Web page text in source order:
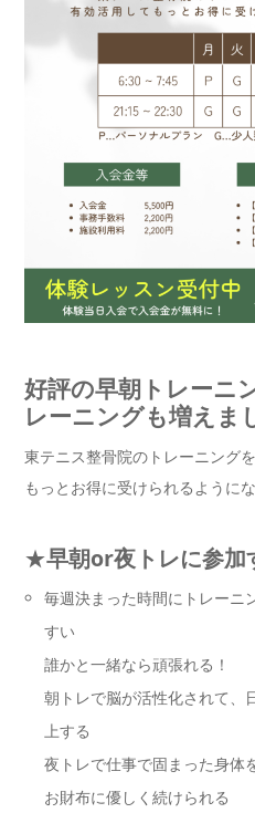
好評の早朝トレーニ
レーニングも増えま
東テニス整骨院のトレーニング
もっとお得に受けられるように
★早朝or夜トレに参
毎週決まった時間にトレーニ
すい
誰かと一緒なら頑張れる！
朝トレで脳が活性化されて、
上する
夜トレで仕事で固まった身体
お財布に優しく続けられる